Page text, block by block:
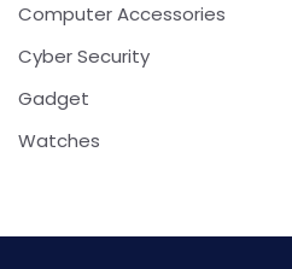
Computer Accessories
Cyber Security
Gadget
Watches